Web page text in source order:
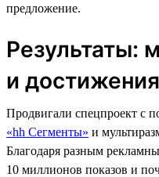
предложение.
Результаты:
и достижения
Продвигали спецпроект с
«hh Сегменты» и
Благодаря разным
10 миллионов показов и